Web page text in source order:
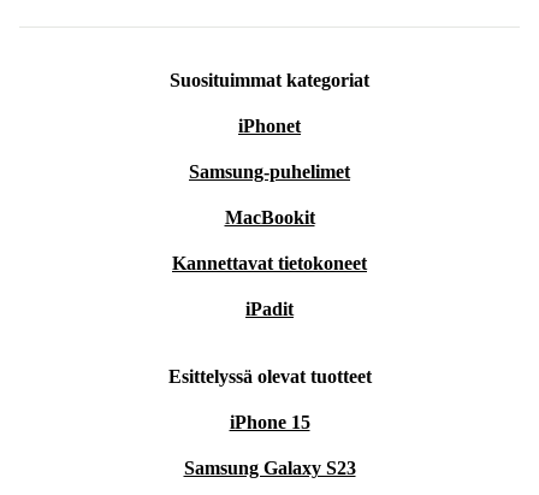
Suosituimmat kategoriat
iPhonet
Samsung-puhelimet
MacBookit
Kannettavat tietokoneet
iPadit
Esittelyssä olevat tuotteet
iPhone 15
Samsung Galaxy S23